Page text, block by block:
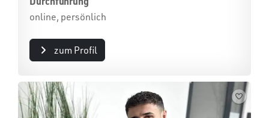
online, persönlich
zum Profil